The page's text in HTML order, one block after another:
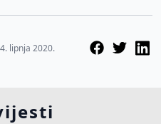
lipnja 2020.